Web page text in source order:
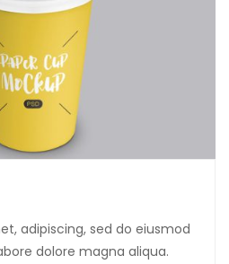
adipiscing, sed do eiusmod
dolore magna aliqua.